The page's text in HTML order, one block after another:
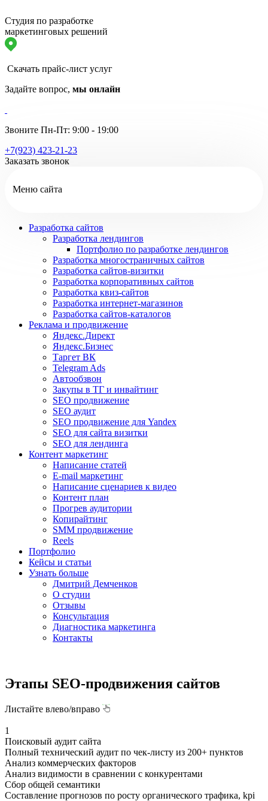
Студия по разработке
маркетинговых решений
Скачать прайс-лист услуг
Задайте вопрос, мы онлайн
Звоните Пн-Пт: 9:00 - 19:00
+7(923) 423-21-23
Заказать звонок
Меню сайта
Разработка сайтов
Разработка лендингов
Портфолио по разработке лендингов
Разработка многостраничных сайтов
Разработка сайтов-визитки
Разработка корпоративных сайтов
Разработка квиз-сайтов
Разработка интернет-магазинов
Разработка сайтов-каталогов
Реклама и продвижение
Яндекс.Директ
Яндекс.Бизнес
Таргет ВК
Telegram Ads
Автообзвон
Закупы в ТГ и инвайтинг
SEO продвижение
SEO аудит
SEO продвижение для Yandex
SEO для сайта визитки
SEO для лендинга
Контент маркетинг
Написание статей
E-mail маркетинг
Написание сценариев к видео
Контент план
Прогрев аудитории
Копирайтинг
SMM продвижение
Reels
Портфолио
Кейсы и статьи
Узнать больше
Дмитрий Демченков
О студии
Отзывы
Консультация
Диагностика маркетинга
Контакты
Этапы SEO-продвижения сайтов
Листайте влево/вправо
1
Поисковый аудит сайта
Полный технический аудит по чек-листу из 200+ пунктов
Анализ коммерческих факторов
Анализ видимости в сравнении с конкурентами
Сбор общей семантики
Составление прогнозов по росту органического трафика, kpi